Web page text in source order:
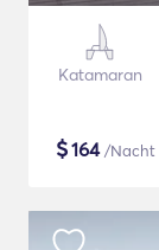
Katamaran
$164/Nacht